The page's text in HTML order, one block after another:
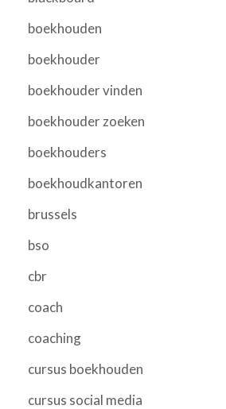
boekhouden
boekhouder
boekhouder vinden
boekhouder zoeken
boekhouders
boekhoudkantoren
brussels
bso
cbr
coach
coaching
cursus boekhouden
cursus social media